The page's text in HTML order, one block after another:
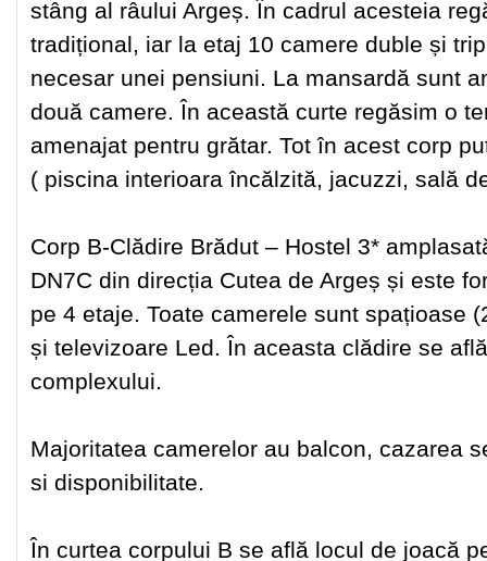
stâng al râului Argeș. În cadrul acesteia
tradițional, iar la etaj 10 camere duble și
necesar unei pensiuni. La mansardă sunt
două camere. În această curte regăsim o
amenajat pentru grătar. Tot în acest corp
( piscina interioara încălzită, jacuzzi, sală
Corp B-Clădire Brădut – Hostel 3*
DN7C din direcția Cutea de Argeș și este
pe 4 etaje. Toate camerele sunt spațioase
și televizoare Led. În aceasta clădire se
complexului.
Majoritatea camerelor au balcon, cazarea
si disponibilitate.
În curtea corpului B se află locul de joacă